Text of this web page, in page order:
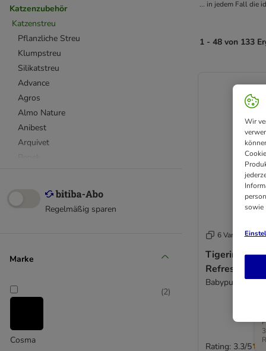
Katzenzubehör
Katzenstreu
Pflanzliche Streu
Klumpstreu
Silikatstreu
Advance
Agros
Almo Nature
Anibest
Arquivet
Cat's Best
Catit Go Natural
Golden Grey / Golden
Canada Litter / Noba
Regelmäßig sparen
Marke
Cosma
(2)
... in jedem Fall die
1 - 48 von 133
6 Varianten
Tigerino
Refresher
Babypuder 700
Rating: 3.3/5
Wir
sowie